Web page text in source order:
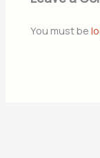
You must be